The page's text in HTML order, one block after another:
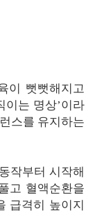
이 뻣뻣해지고
이는 명상’이라
스를 유지하는
작부터 시작해
고 혈액순환을
급격히 높이지